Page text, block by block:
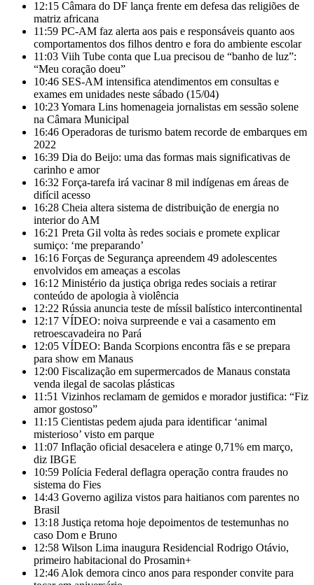
12:15 Câmara do DF lança frente em defesa das religiões de
matriz africana
11:59 PC-AM faz alerta aos pais e responsáveis quanto aos
comportamentos dos filhos dentro e fora do ambiente escolar
11:03 Viih Tube conta que Lua precisou de “banho de luz”:
“Meu coração doeu”
10:46 SES-AM intensifica atendimentos em consultas e
exames em unidades neste sábado (15/04)
10:23Yomara Lins homenageia jornalistas em sessão solene
na Câmara Municipal
16:46 Operadoras de turismo batem recorde de embarques em
2022
16:39 Dia do Beijo: uma das formas mais significativas de
carinho e amor
16:32 Força-tarefa irá vacinar 8 mil indígenas em áreas de
difícil acesso
16:28 Cheia altera sistema de distribuição de energia no
interior do AM
16:21 Preta Gil volta às redes sociais e promete explicar
sumiço: ‘me preparando’
16:16 Forças de Segurança apreendem 49 adolescentes
envolvidos em ameaças a escolas
16:12 Ministério da justiça obriga redes sociais a retirar
conteúdo de apologia à violência
12:22 Rússia anuncia teste de míssil balístico intercontinental
12:17 VÍDEO: noiva surpreende e vai a casamento em
retroescavadeira no Pará
12:05 VÍDEO: Banda Scorpions encontra fãs e se prepara
para show em Manaus
12:00 Fiscalização em supermercados de Manaus constata
venda ilegal de sacolas plásticas
11:51 Vizinhos reclamam de gemidos e morador justifica: “Fiz
amor gostoso”
11:15 Cientistas pedem ajuda para identificar ‘animal
misterioso’ visto em parque
11:07 Inflação oficial desacelera e atinge 0,71% em março,
diz IBGE
10:59 Polícia Federal deflagra operação contra fraudes no
sistema do Fies
14:43 Governo agiliza vistos para haitianos com parentes no
Brasil
13:18 Justiça retoma hoje depoimentos de testemunhas no
caso Dom e Bruno
12:58 Wilson Lima inaugura Residencial Rodrigo Otávio,
primeiro habitacional do Prosamin+
12:46 Alok demora cinco anos para responder convite para